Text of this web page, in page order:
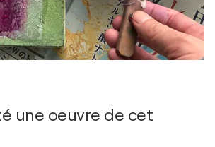
une oeuvre de cet